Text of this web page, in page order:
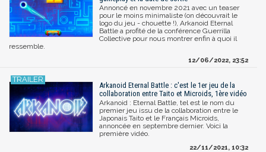
Annoncé en novembre 2021 avec un teaser
pour le moins minimaliste (on découvrait le
logo du jeu - chouette !), Arkanoid Eternal
Battle a profité de la conférence Guerrilla
Collective pour nous montrer enfin à quoi il
ressemble.
12/06/2022, 23:52
Arkanoid Eternal Battle : c'est le 1er jeu de la
collaboration entre Taito et Microids, 1ère vidéo
Arkanoid : Eternal Battle, tel est le nom du
premier jeu issu de la collaboration entre le
Japonais Taito et le Français Microids,
annoncée en septembre dernier. Voici la
première vidéo.
22/11/2021, 10:32